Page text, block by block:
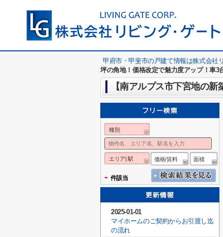
甲府市・甲斐市の戸建て情報は株式会社
坪の角地！価格改定で魅力度アップ！車3
種別
エリア| 駅 価格/賃料 面積
- 件該当
2025-01-01
マイホームのご契約からお引渡し迄
の流れ